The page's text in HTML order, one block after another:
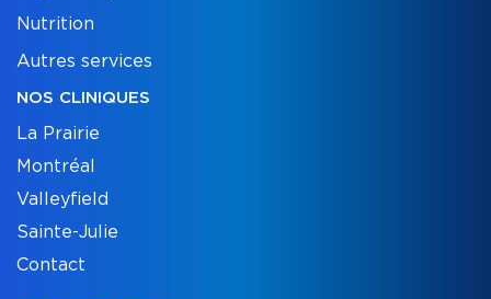
Nutrition
Autres services
NOS CLINIQUES
La Prairie
Montréal
Valleyfield
Sainte-Julie
Contact